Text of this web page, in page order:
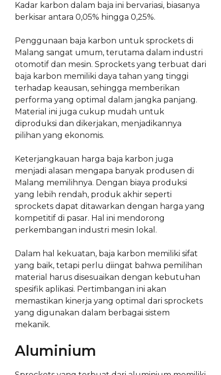
Kadar karbon dalam baja ini bervariasi, biasanya
berkisar antara 0,05% hingga 0,25%.
Penggunaan baja karbon untuk sprockets di
Malang sangat umum, terutama dalam industri
otomotif dan mesin. Sprockets yang terbuat dari
baja karbon memiliki daya tahan yang tinggi
terhadap keausan, sehingga memberikan
performa yang optimal dalam jangka panjang.
Material ini juga cukup mudah untuk
diproduksi dan dikerjakan, menjadikannya
pilihan yang ekonomis.
Keterjangkauan harga baja karbon juga
menjadi alasan mengapa banyak produsen di
Malang memilihnya. Dengan biaya produksi
yang lebih rendah, produk akhir seperti
sprockets dapat ditawarkan dengan harga yang
kompetitif di pasar. Hal ini mendorong
perkembangan industri mesin lokal.
Dalam hal kekuatan, baja karbon memiliki sifat
yang baik, tetapi perlu diingat bahwa pemilihan
material harus disesuaikan dengan kebutuhan
spesifik aplikasi. Pertimbangan ini akan
memastikan kinerja yang optimal dari sprockets
yang digunakan dalam berbagai sistem
mekanik.
Aluminium